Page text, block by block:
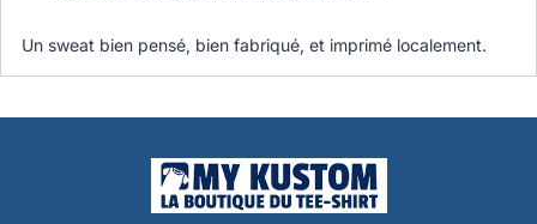
Un sweat bien pensé, bien fabriqué, et imprimé localement.